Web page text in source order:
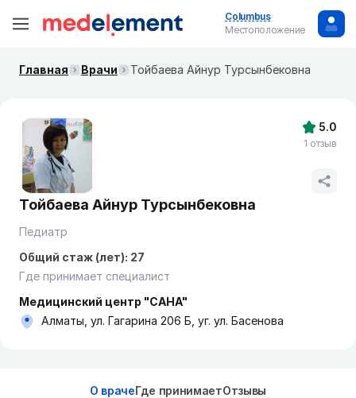
Columbus
Местоположение
Главная Врачи Тойбаева Айнур Турсынбековна
Тойбаева Айнур Турсынбековна
Педиатр
Общий стаж (лет): 27
Где принимает специалист
Медицинский центр "САНА"
Алматы, ул. Гагарина 206 Б, уг. ул. Басенова
5.0
1 отзыв
О врачеГде принимаетОтзывы